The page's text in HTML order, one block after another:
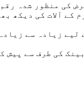
کی منظور شدہ
کے آلات کی دیکھ